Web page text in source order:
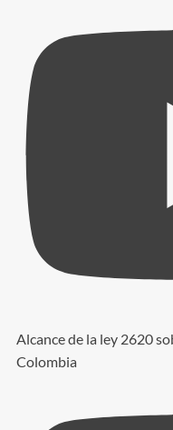
Alcance de la ley 2620
Colombia